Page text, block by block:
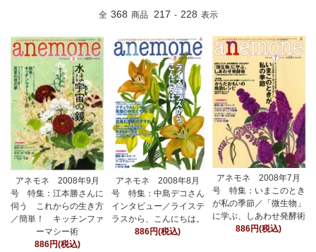
全 368 商品 217 - 228 表示
アネモネ 2008年9月
号 特集：江本勝さんに
伺う これからの生き方
／簡単！ キッチンファ
ーマシー術
886円(税込)
アネモネ 2008年8月
号 特集：中島デコさん
インタビュー／ライステ
ラスから、こんにちは。
886円(税込)
アネモネ 2008年7月
号 特集：いまこのとき
が私の季節／「微生物」
に学ぶ、しあわせ発酵術
886円(税込)